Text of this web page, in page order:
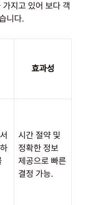
지고 있어 보다 객
니다.
효과성
시간 절약 및
정확한 정보
제공으로 빠른
결정 가능.